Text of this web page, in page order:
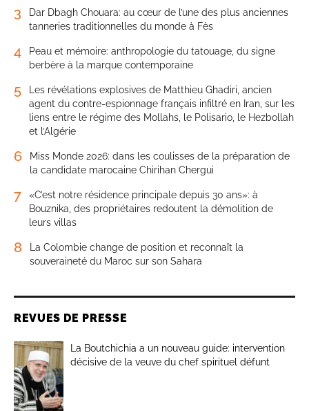
3
Dar Dbagh Chouara: au cœur de l’une des plus anciennes
tanneries traditionnelles du monde à Fès
4
Peau et mémoire: anthropologie du tatouage, du signe
berbère à la marque contemporaine
5
Les révélations explosives de Matthieu Ghadiri, ancien
agent du contre-espionnage français infiltré en Iran, sur les
liens entre le régime des Mollahs, le Polisario, le Hezbollah
et l’Algérie
6
Miss Monde 2026: dans les coulisses de la préparation de
la candidate marocaine Chirihan Chergui
7
«C’est notre résidence principale depuis 30 ans»: à
Bouznika, des propriétaires redoutent la démolition de
leurs villas
8
La Colombie change de position et reconnaît la
souveraineté du Maroc sur son Sahara
REVUES DE PRESSE
La Boutchichia a un nouveau guide: intervention
décisive de la veuve du chef spirituel défunt